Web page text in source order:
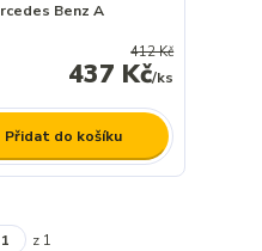
Benz A
412 Kč
437 Kč/ks
Přidat do košíku
z 1